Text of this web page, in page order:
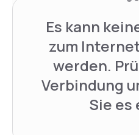
Es kann
zum
werden.
Verbindung
Sie es